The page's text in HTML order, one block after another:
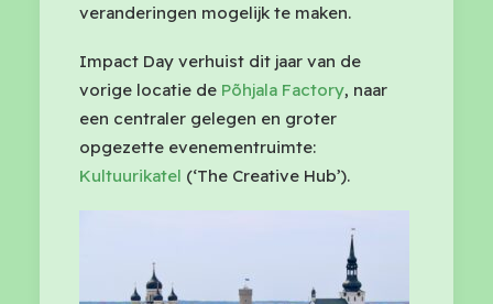
veranderingen mogelijk te maken.
Impact Day verhuist dit jaar van de
vorige locatie de Põhjala Factory, naar
een centraler gelegen en groter
opgezette evenementruimte:
Kultuurikatel (‘The Creative Hub’).